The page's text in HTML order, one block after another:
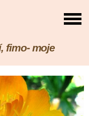
fimo- moje